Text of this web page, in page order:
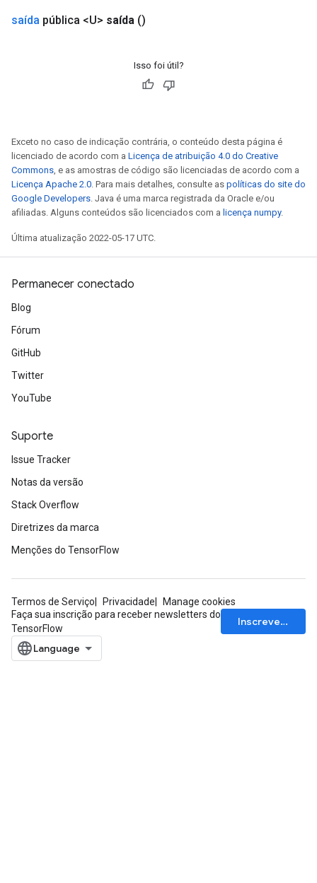
saída pública <U> saída ()
Isso foi útil?
Exceto no caso de indicação contrária, o conteúdo desta página é
licenciado de acordo com a Licença de atribuição 4.0 do Creative
Commons, e as amostras de código são licenciadas de acordo com a
Licença Apache 2.0. Para mais detalhes, consulte as políticas do site do
Google Developers. Java é uma marca registrada da Oracle e/ou
afiliadas. Alguns conteúdos são licenciados com a licença numpy.
Última atualização 2022-05-17 UTC.
Permanecer conectado
Blog
Fórum
GitHub
Twitter
YouTube
Suporte
Issue Tracker
Notas da versão
Stack Overflow
Diretrizes da marca
Menções do TensorFlow
Termos de Serviço Privacidade
Manage cookies
Faça sua inscrição para receber newsletters do
TensorFlow
Inscrever-se